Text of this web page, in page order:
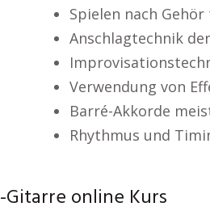
Spielen nach
Anschlagtechnik
Verwendung von
Barré-Akkorde
Rhythmus und
Gitarre online Kurs